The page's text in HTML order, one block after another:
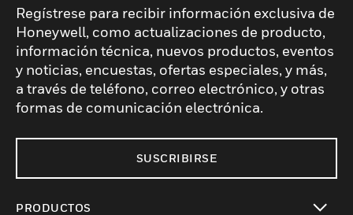
Regístrese para recibir información exclusiva de
Honeywell, como actualizaciones de producto,
información técnica, nuevos productos, eventos
y noticias, encuestas, ofertas especiales, y más,
a través de teléfono, correo electrónico, y otras
formas de comunicación electrónica.
SUSCRIBIRSE
PRODUCTOS